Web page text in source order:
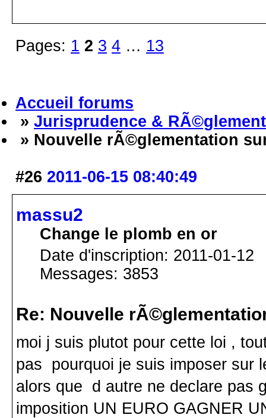
Pages: 1 2 3 4 … 13
Accueil forums
» Jurisprudence &
» Nouvelle rÃ©glementation
#26 2011-06-15 08:40:49
massu2
Change le plomb en or
Date d'inscription: 2011-01-12
Messages: 3853
Re: Nouvelle
moi j suis plutot pour cette loi ,
pas pourquoi je suis imposer sur
alors que d autre ne declare pas
imposition UN EURO GAGNER